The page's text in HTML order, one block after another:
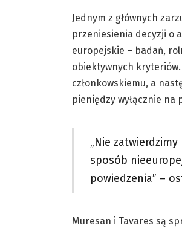
Jednym z głównych
przeniesienia decyzji o
europejskie – badań,
obiektywnych
członkowskiemu, a
pieniędzy wyłącznie na
„Nie
sposób
powiedzenia” –
Muresan i Tavares są